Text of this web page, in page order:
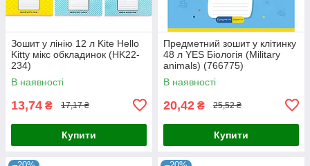
Зошит у лінію 12 л Kite Hello
Kitty мікс обкладинок (HK22-
234)
В наявності
13,74 ₴ 17,17 ₴
Купити
Предметний зошит у клітинку
48 л YES Біологія (Military
animals) (766775)
В наявності
20,42 ₴ 25,52 ₴
Купити